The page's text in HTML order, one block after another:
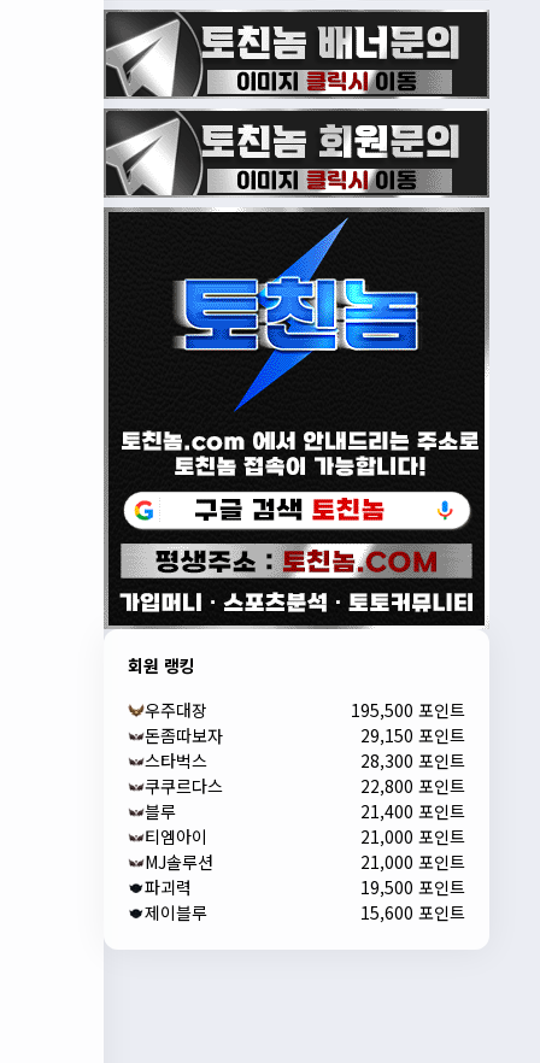
회원 랭킹
우주대장
195,500 포인트
돈좀따보자
29,150 포인트
스타벅스
28,300 포인트
쿠쿠르다스
22,800 포인트
블루
21,400 포인트
티엠아이
21,000 포인트
MJ솔루션
21,000 포인트
파괴력
19,500 포인트
제이블루
15,600 포인트